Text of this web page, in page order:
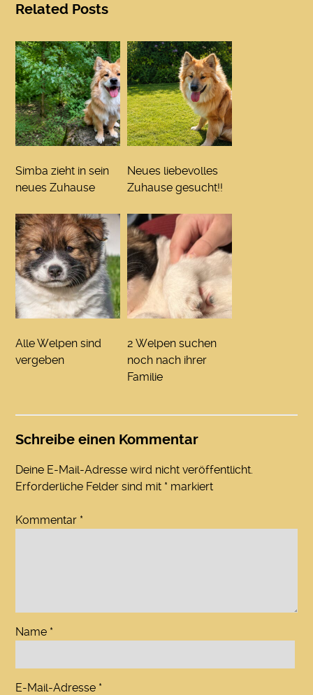
Related Posts
Simba zieht in sein
neues Zuhause
Neues liebevolles
Zuhause gesucht!!
Alle Welpen sind
vergeben
2 Welpen suchen
noch nach ihrer
Familie
Schreibe einen Kommentar
Deine E-Mail-Adresse wird nicht veröffentlicht.
Erforderliche Felder sind mit * markiert
Kommentar *
Name *
E-Mail-Adresse *